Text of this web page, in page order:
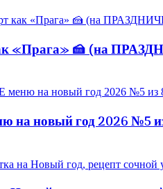
«Прага» 🍰 (на
новый год 2026 №5 из